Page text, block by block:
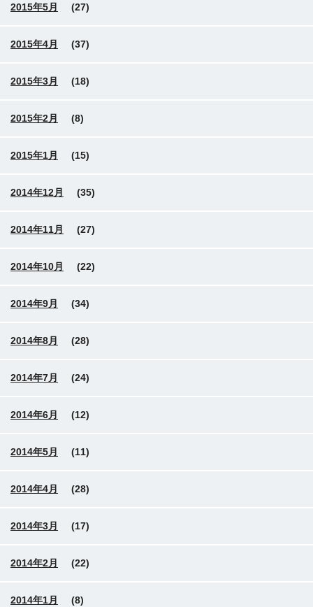
2015年5月 (27)
2015年4月 (37)
2015年3月 (18)
2015年2月 (8)
2015年1月 (15)
2014年12月 (35)
2014年11月 (27)
2014年10月 (22)
2014年9月 (34)
2014年8月 (28)
2014年7月 (24)
2014年6月 (12)
2014年5月 (11)
2014年4月 (28)
2014年3月 (17)
2014年2月 (22)
2014年1月 (8)